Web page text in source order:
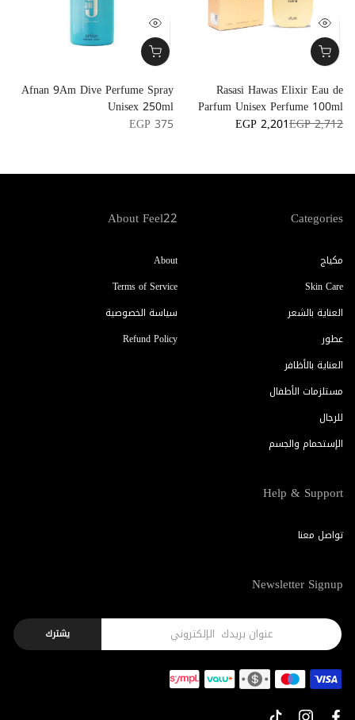
Afnan 9Am Dive Perfume Spray
Unisex 250ml
EGP 375
Rasasi Hawas Elixir Eau de
Parfum Unisex Perfume 100ml
EGP 2,712
EGP 2,201
Categories
مكياج
Skin Care
العناية بالشعر
عطور
العناية بالأظافر
مستلزمات الأطفال
للرجال
الإستحمام والجسم
About Feel22
About
Terms of Service
سياسة الخصوصية
Refund Policy
Help & Support
تواصل معنا
Newsletter Signup
يشترك